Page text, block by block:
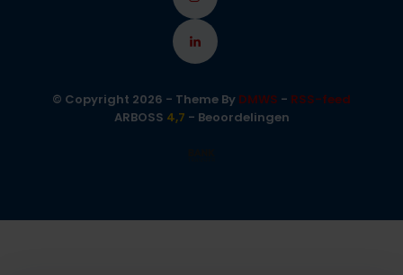
© Copyright 2026 - Theme By DMWS - RSS-feed
ARBOSS 4,7 - Beoordelingen